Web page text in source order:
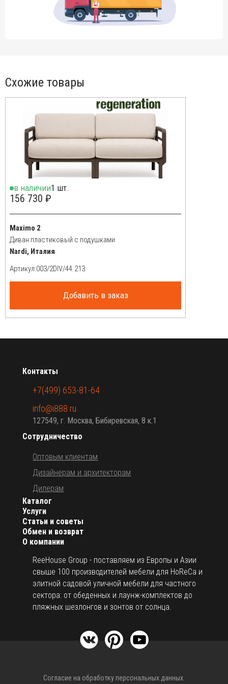
Модуль левый, размер: 930х940х790 мм – 1 шт.
Открыть технические характеристики.
Схожие товары
в наличии1 шт.
156 730 ₽
Maximo 2
Диван пластиковый с подушками
Nardi, Италия
Артикул:
Добавить в заказ
О компании
ReeHouse Group - поставляем из Европы и Азии
свыше 100 производителей мебели для HoReCa и
элитной садовой уличной мебели для частного
сектора: от обеденных и лаунж-комплектов до
пляжных шезлонгов и зонтов от солнца.
Каталог
Услуги
Статьи и советы
Обмен и возврат
Сотрудничество
Оптовым клиентам
Дизайнерам и архитекторам
Дилерам
Контакты
+7(499) 653-81-64
info@i888.ru
127549, г. Москва, Бибиревская, 8 к.1
Согласие на обработку персональных данных.